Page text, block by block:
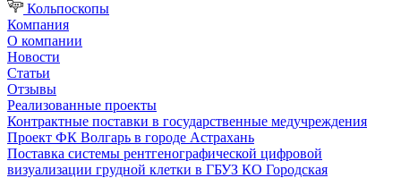
Кольпоскопы
Компания
О компании
Новости
Статьи
Отзывы
Реализованные проекты
Контрактные поставки в государственные медучреждения
Проект ФК Волгарь в городе Астрахань
Поставка системы рентгенографической цифровой
визуализации грудной клетки в ГБУЗ КО Городская